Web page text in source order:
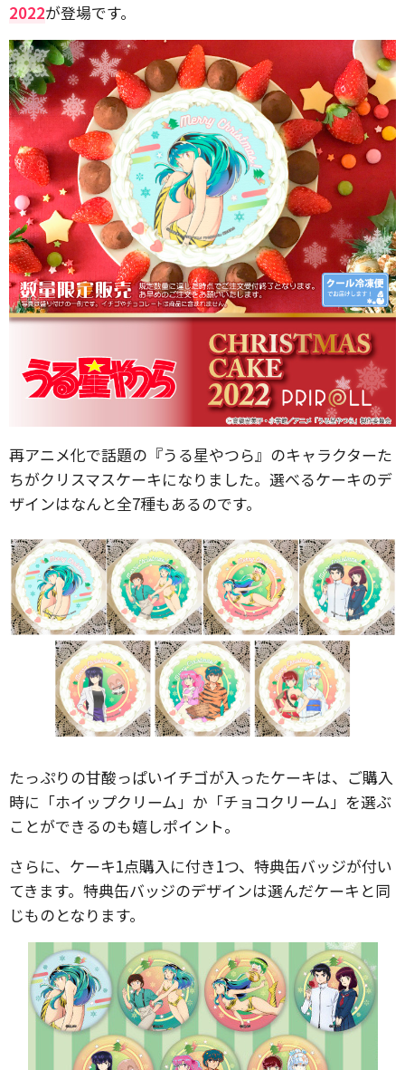
2022が登場です。
再アニメ化で話題の『うる星やつら』のキャラクターた
ちがクリスマスケーキになりました。選べるケーキのデ
ザインはなんと全7種もあるのです。
たっぷりの甘酸っぱいイチゴが入ったケーキは、ご購入
時に「ホイップクリーム」か「チョコクリーム」を選ぶ
ことができるのも嬉しポイント。
さらに、ケーキ1点購入に付き1つ、特典缶バッジが付い
てきます。特典缶バッジのデザインは選んだケーキと同
じものとなります。